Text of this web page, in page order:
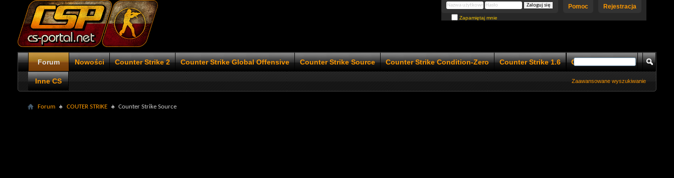
Rejestracja
Pomoc
Zapamiętaj mnie
Forum Nowości Counter Strike 2 Counter Strike Global Offensive Counter Strike Source Counter Strike Condition-Zero Counter Strike 1.6 Counter Strike 1.5
Inne CS Zaawansowane wyszukiwanie
Forum COUTER STRIKE Counter Strike Source